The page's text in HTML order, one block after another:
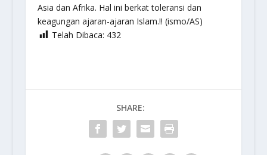
Asia dan Afrika. Hal ini berkat toleransi dan
keagungan ajaran-ajaran Islam.!! (ismo/AS)
Telah Dibaca: 432
SHARE: